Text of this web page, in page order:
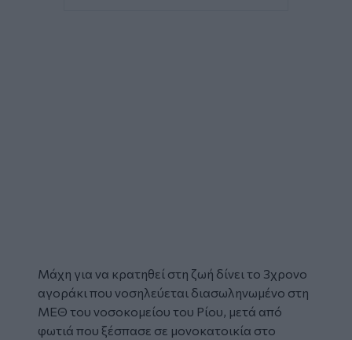
Μάχη για να κρατηθεί στη ζωή δίνει το 3χρονο
αγοράκι που νοσηλεύεται διασωληνωμένο στη
ΜΕΘ του νοσοκομείου του Ρίου, μετά από
φωτιά που ξέσπασε σε μονοκατοικία στο